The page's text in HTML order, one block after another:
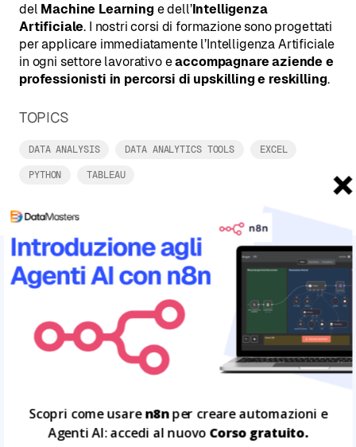
del Machine Learninge dell’Intelligenza
Artificiale. I nostri corsi di formazione sono progettati
per applicare immediatamente l’Intelligenza Artificiale
in ogni settore lavorativo eaccompagnare aziende e
professionisti in percorsi di upskilling e reskilling.
TOPICS
DATA ANALYSIS DATA ANALYTICS TOOLS EXCEL
PYTHON TABLEAU
ARTICOLI CORRELATI
25
MAR
Scopri come usaren8nper creare automazioni e
Agenti AI: accedi al nuovo Corso gratuito.